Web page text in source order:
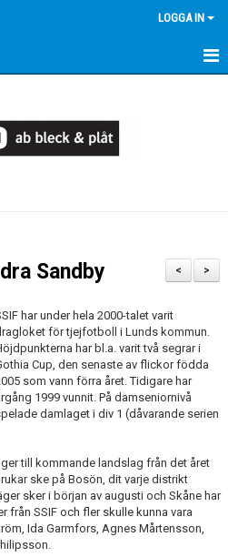
LOGGA IN
>
<
Sandby
har under hela 2000-talet varit
för tjejfotboll i Lunds kommun.
har bl.a. varit två segrar i
Cup, den senaste av flickor födda
som vann förra året. Tidigare har
1999 vunnit. På damseniornivå
damlaget i div 1 (dåvarande serien
till kommande landslag från det året
ske på Bosön, dit varje distrikt
sker i början av augusti och Skåne har
från SSIF och fler skulle kunna vara
Ida Garmfors, Agnes Mårtensson,